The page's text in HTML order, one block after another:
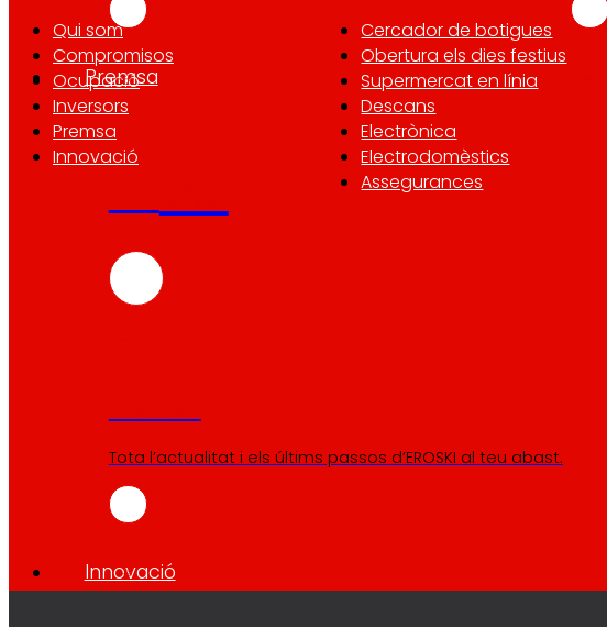
Premsa
Al
Tota l’actualitat i els últims passos d’EROSKI al teu abast.
Innovació
Qui som
Compromisos
Ocupació
Inversors
Premsa
Innovació
Cercador de botigues
Obertura els dies festius
Supermercat en línia
Descans
Electrònica
Electrodomèstics
Assegurances